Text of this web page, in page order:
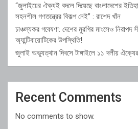
“জুলাইয়ের ঐক্যই বদলে দিয়েছে বাংলাদেশের
সহনশীল গণতন্ত্রের বিকল্প নেই” : রাশেদ খাঁন
চাঞ্চল্যকর গবেষণা: দেশের মুরগির মাংসেও নিরাপদ
অ্যান্টিবায়োটিকের উপস্থিতি!
জুলাই অভ্যুত্থান দিবসে টাঙ্গাইলে ১১ দলীয়
Recent Comments
No comments to show.